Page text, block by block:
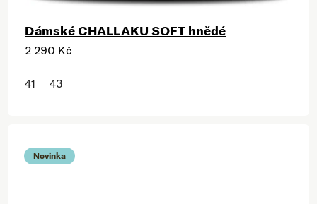
Dámské CHALLAKU SOFT hnědé
2 290 Kč
41 43
Novinka